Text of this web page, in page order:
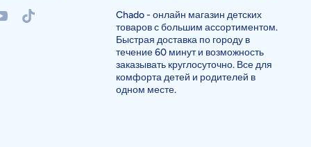
chadouzb@chado982
tiktokcom/@chadouzbChado - онлайн магазин детских
товаров с большим ассортиментом.
Быстрая доставка по городу в
течение 60 минут и возможность
заказывать круглосуточно. Все для
комфорта детей и родителей в
одном месте.